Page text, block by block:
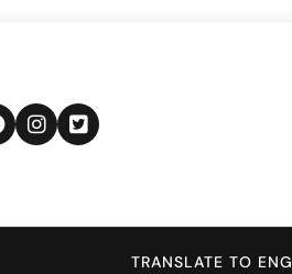
TRANSLATE TO